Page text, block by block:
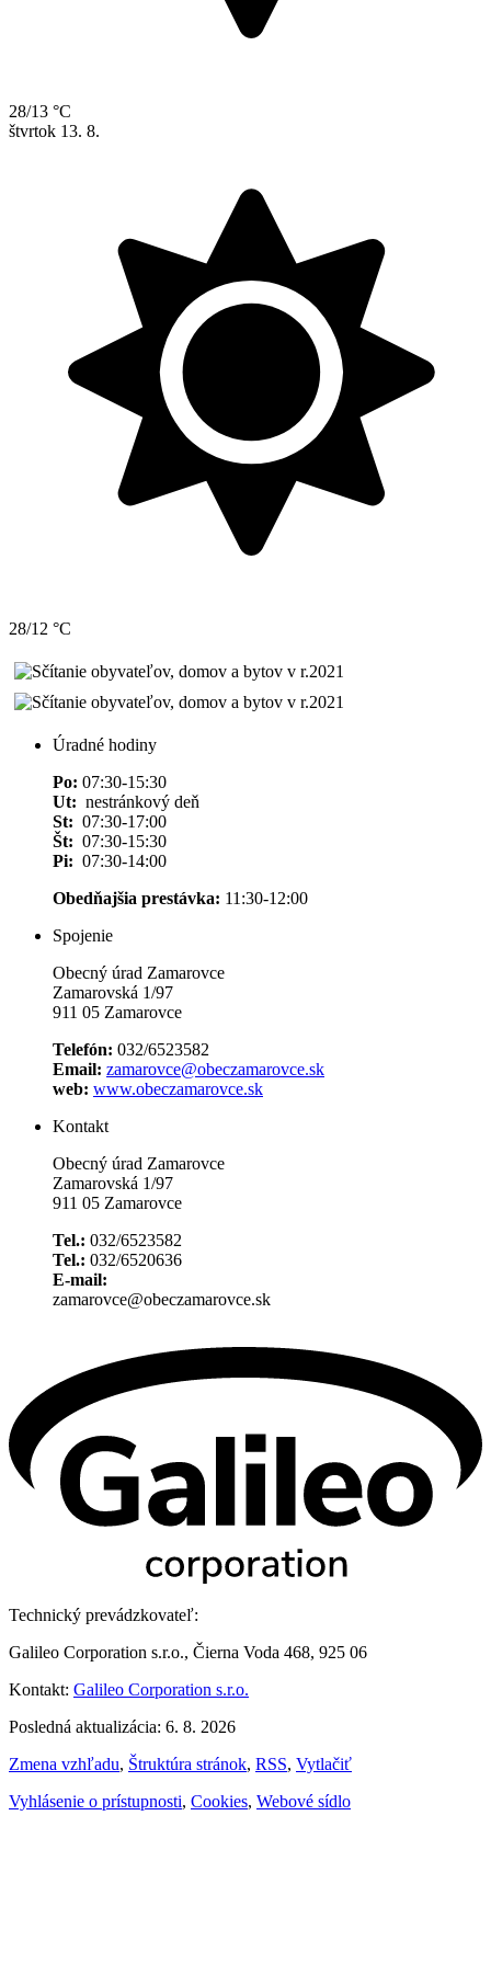
28/13 °C
štvrtok 13. 8.
28/12 °C
Úradné hodiny
Po: 07:30-15:30
Ut: nestránkový deň
St: 07:30-17:00
Št: 07:30-15:30
Pi: 07:30-14:00
Obedňajšia prestávka: 11:30-12:00
Spojenie
Obecný úrad Zamarovce
Zamarovská 1/97
911 05 Zamarovce
Telefón: 032/6523582
Email: zamarovce@obeczamarovce.sk
web: www.obeczamarovce.sk
Kontakt
Obecný úrad Zamarovce
Zamarovská 1/97
911 05 Zamarovce
Tel.: 032/6523582
Tel.: 032/6520636
E-mail:
zamarovce@obeczamarovce.sk
Technický prevádzkovateľ:
Galileo Corporation s.r.o., Čierna Voda 468, 925 06
Kontakt: Galileo Corporation s.r.o.
Posledná aktualizácia: 6. 8. 2026
Zmena vzhľadu, Štruktúra stránok, RSS, Vytlačiť
Vyhlásenie o prístupnosti, Cookies, Webové sídlo